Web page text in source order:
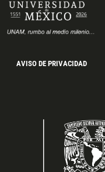
AVISO DE PRIVACIDAD